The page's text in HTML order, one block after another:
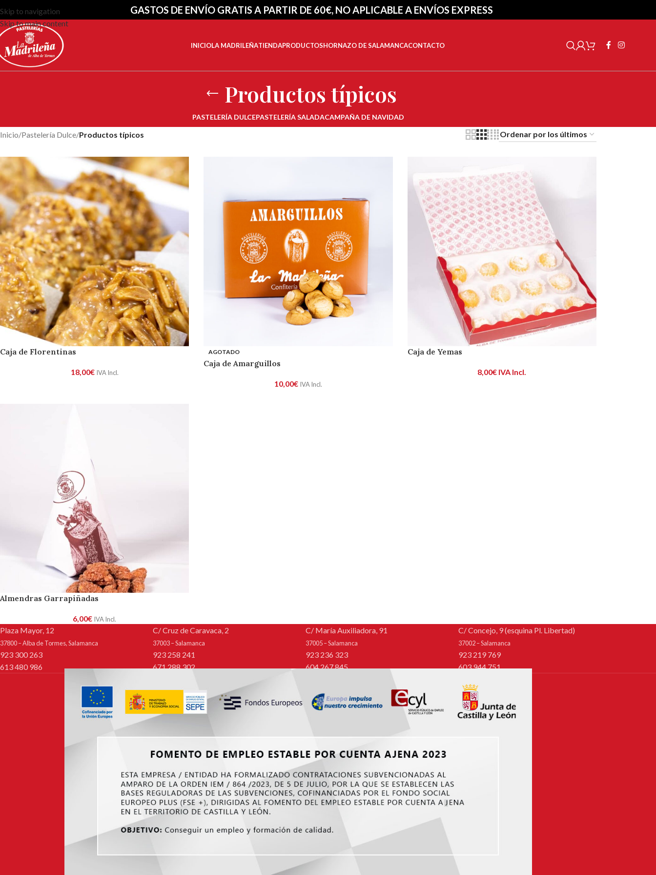
Skip to navigation
Skip to main content
GASTOS DE ENVÍO GRATIS A PARTIR DE 60€, NO APLICABLE A ENVÍOS EXPRESS
INICIOLA MADRILEÑATIENDAPRODUCTOSHORNAZO DE SALAMANCACONTACTO
Productos típicos
PASTELERÍA DULCEPASTELERÍA SALADACAMPAÑA DE NAVIDAD
Inicio/Pastelería Dulce/Productos típicos
Caja de Florentinas
18,00€ IVA Incl.
AGOTADO
Caja de Amarguillos
10,00€ IVA Incl.
Caja de Yemas
8,00€ IVA Incl.
Almendras Garrapiñadas
6,00€ IVA Incl.
Plaza Mayor, 12
37800 – Alba de Tormes, Salamanca
923 300 263
613 480 986
C/ Cruz de Caravaca, 2
37003 – Salamanca
923 258 241
671 288 302
C/ María Auxiliadora, 91
37005 – Salamanca
923 236 323
604 267 845
C/ Concejo, 9 (esquina Pl. Libertad)
37002 – Salamanca
923 219 769
603 944 751